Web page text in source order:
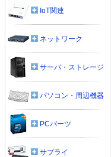
IoT関連
ネットワーク
サーバ・ストレージ
パソコン・周辺機器
PCパーツ
サプライ